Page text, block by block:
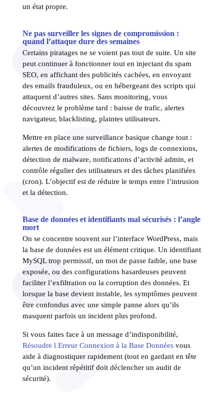
un état propre.
Ne pas surveiller les signes de compromission :
quand l’attaque dure des semaines
Certains piratages ne se voient pas tout de suite. Un site
peut continuer à fonctionner tout en injectant du spam
SEO, en affichant des publicités cachées, en envoyant
des emails frauduleux, ou en hébergeant des scripts qui
attaquent d’autres sites. Sans monitoring, vous
découvrez le problème tard : baisse de trafic, alertes
navigateur, blacklisting, plaintes utilisateurs.
Mettre en place une surveillance basique change tout :
alertes de modifications de fichiers, logs de connexions,
détection de malware, notifications d’activité admin, et
contrôle régulier des utilisateurs et des tâches planifiées
(cron). L’objectif est de réduire le temps entre l’intrusion
et la détection.
Base de données et identifiants mal sécurisés : l’angle
mort
On se concentre souvent sur l’interface WordPress, mais
la base de données est un élément critique. Un identifiant
MySQL trop permissif, un mot de passe faible, une base
exposée, ou des configurations hasardeuses peuvent
faciliter l’exfiltration ou la corruption des données. Et
lorsque la base devient instable, les symptômes peuvent
être confondus avec une simple panne alors qu’ils
masquent parfois un incident plus profond.
Si vous faites face à un message d’indisponibilité,
Résoudre l Erreur Connexion à la Base Donnéesvous
aide à diagnostiquer rapidement (tout en gardant en tête
qu’un incident répétitif doit déclencher un audit de
sécurité).